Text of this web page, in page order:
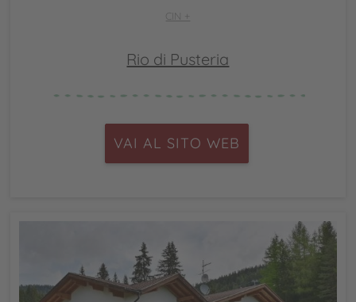
CIN +
Rio di Pusteria
VAI AL SITO WEB